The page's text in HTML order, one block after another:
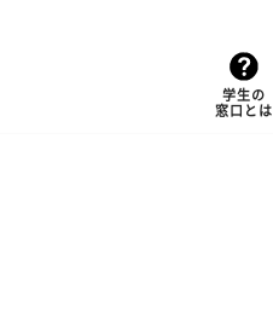
学生の
窓口とは